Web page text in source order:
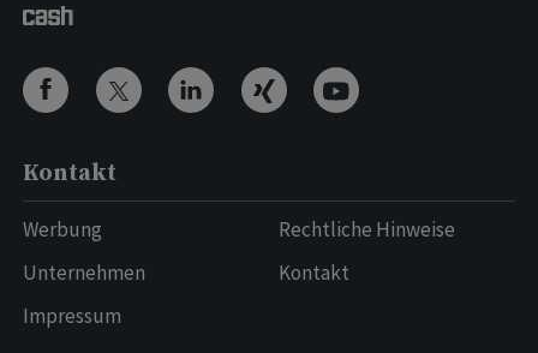
Kontakt
Werbung
Unternehmen
Impressum
Rechtliche Hinweise
Kontakt